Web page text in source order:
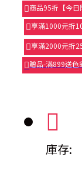
商品95折【今日
享滿1000元折
享滿2000元折
贈品-滿899送色
庫存: